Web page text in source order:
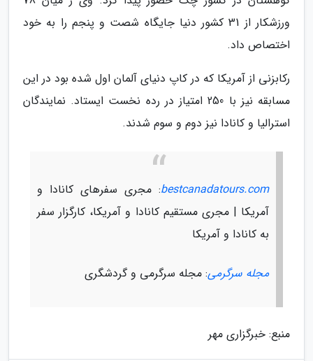
ورزشکار از 31 کشور دنیا جایگاه شصت و پنجم را به خود
اختصاص داد.
رکابزنی از آمریکا که در کاپ دنیای آلمان اول شده بود در این
مسابقه نیز با 250 امتیاز در رده نخست ایستاد. نمایندگان
استرالیا و کانادا نیز دوم و سوم شدند.
bestcanadatours.com: مجری سفرهای کانادا و
آمریکا | مجری مستقیم کانادا و آمریکا، کارگزار سفر
به کانادا و آمریکا
مجله سرگرمی: مجله سرگرمی و گردشگری
منبع: خبرگزاری مهر